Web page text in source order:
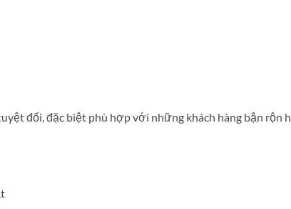
đối, đặc biệt phù hợp với những khách hàng bận rộn